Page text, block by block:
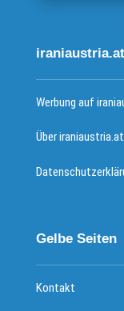
iraniaustria.at
Werbung auf
Über iraniaustria.at
Gelbe Seiten
Kontakt